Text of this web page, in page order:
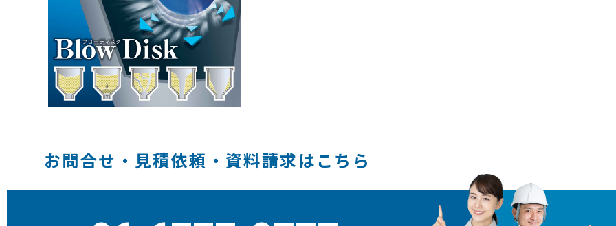
お問合せ・見積依頼・資料請求はこちら